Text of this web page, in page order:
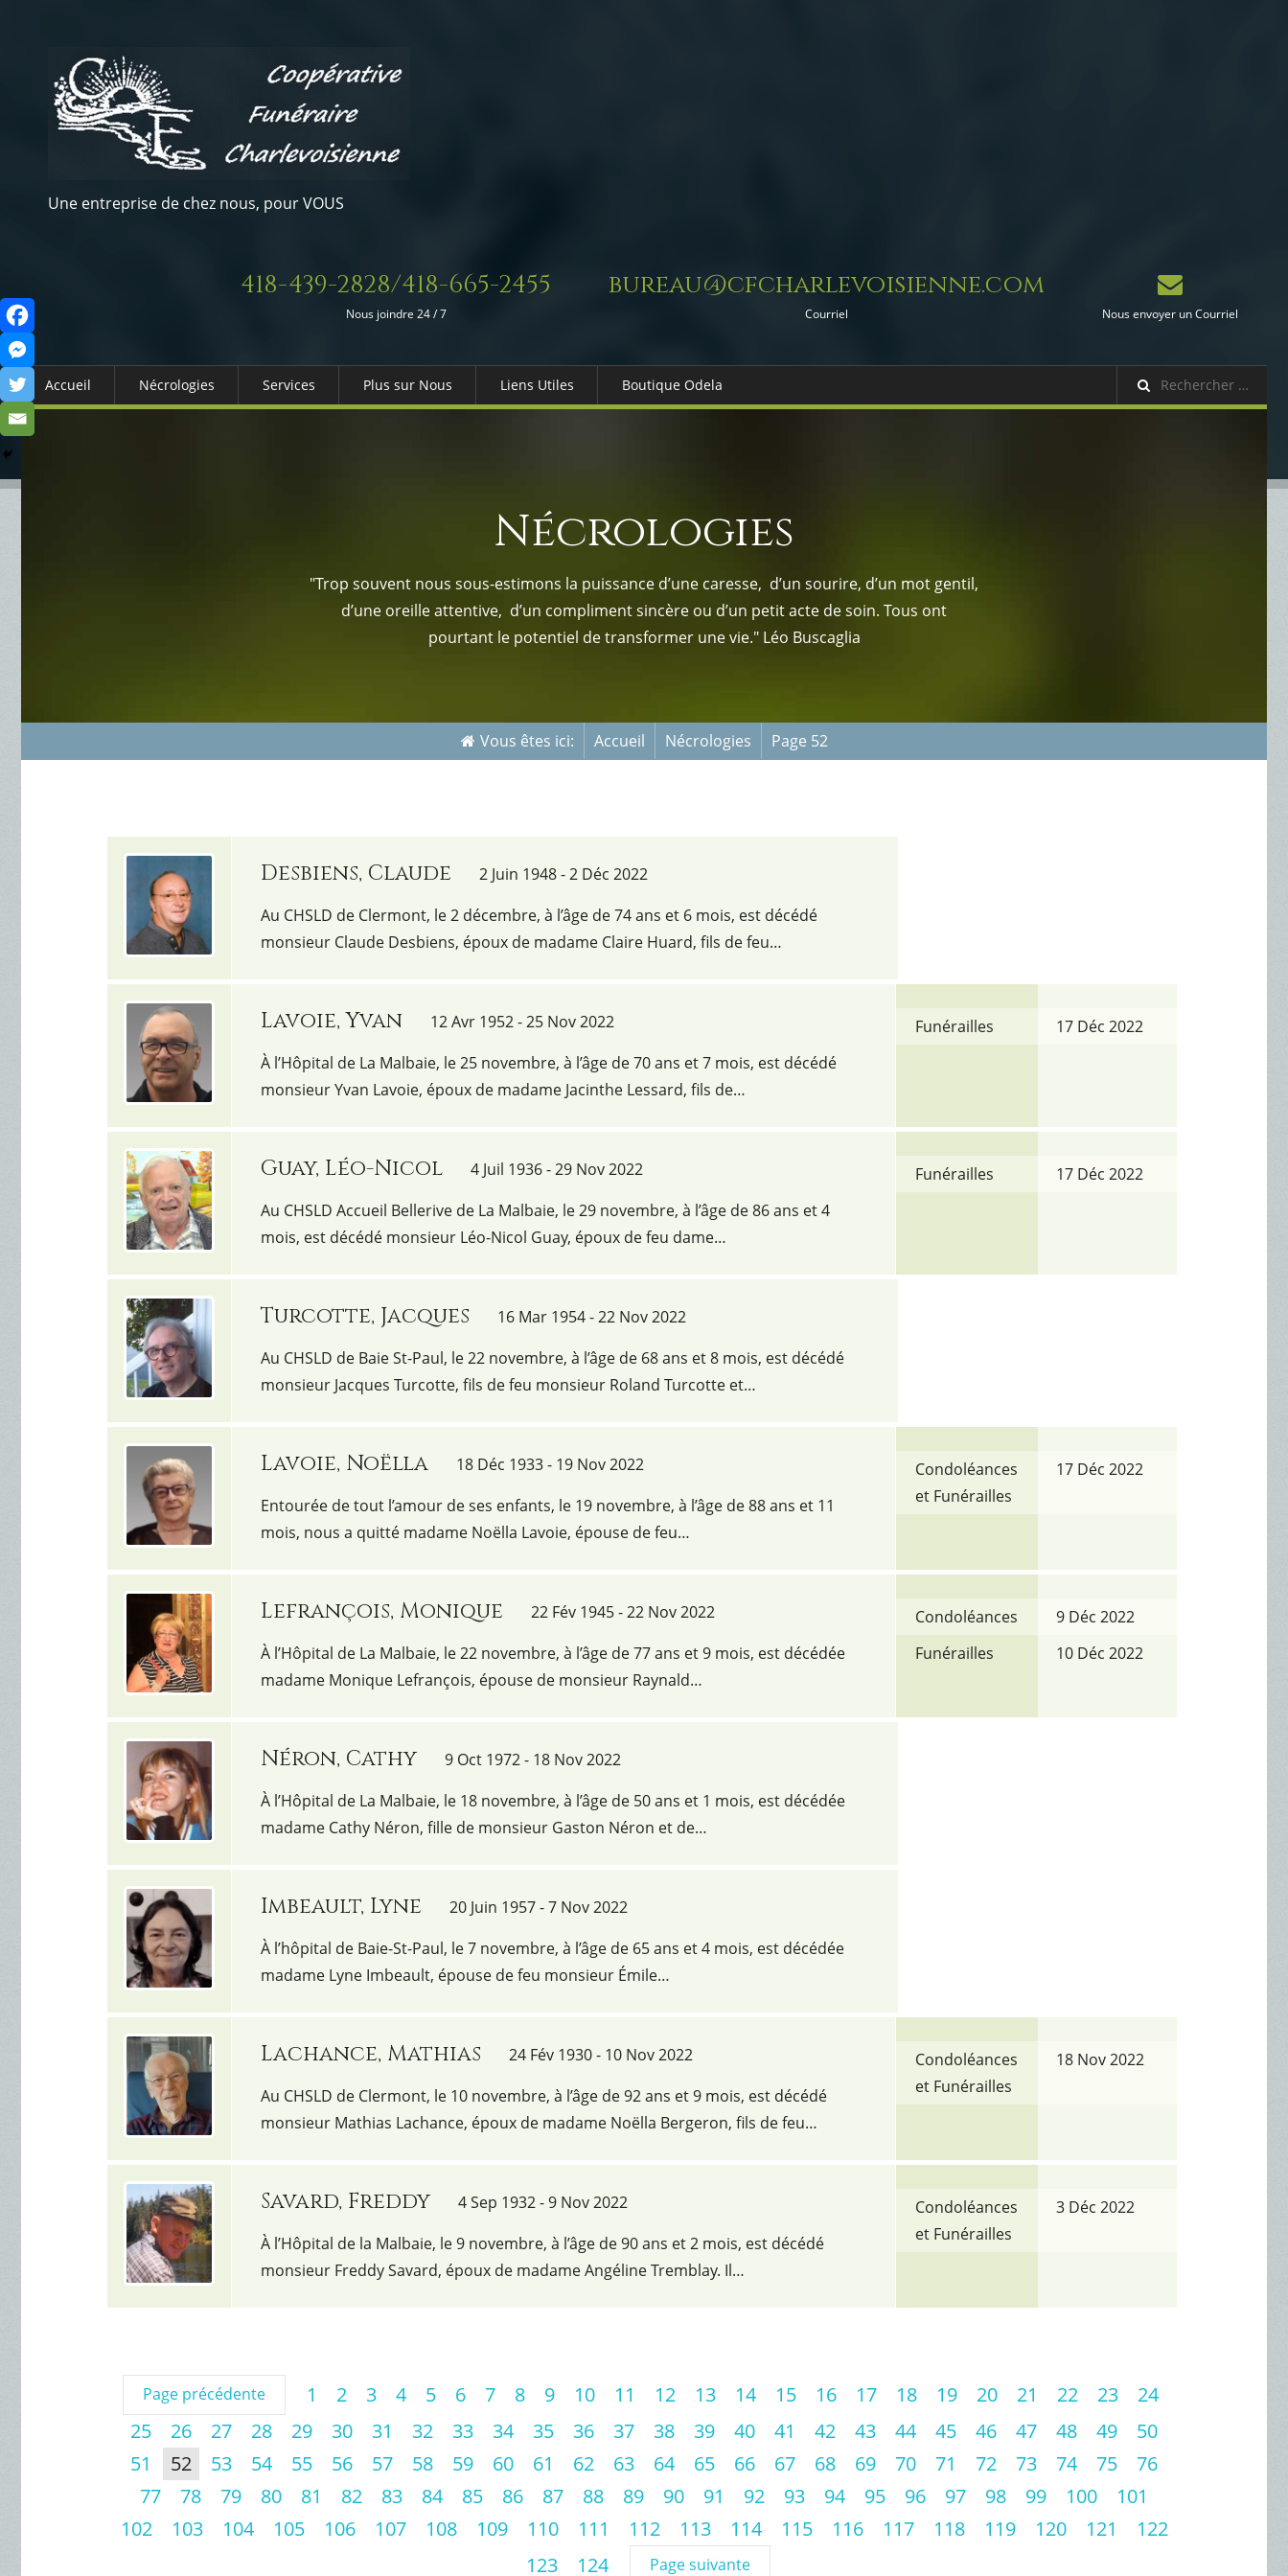
Une entreprise de chez nous, pour VOUS
418-439-2828/418-665-2455
Nous joindre 24 / 7
bureau@cfcharlevoisienne.com
Courriel Nous envoyer un Courriel
Accueil Nécrologies Services Plus sur Nous Liens Utiles
Fleuristes
Boutique Odela
Nécrologies
"Trop souvent nous sous-estimons la puissance d’une caresse, d’un sourire, d’un mot gentil,
d’une oreille attentive, d’un compliment sincère ou d’un petit acte de soin. Tous ont
pourtant le potentiel de transformer une vie." Léo Buscaglia
Vous êtes ici: Accueil Nécrologies Page 52
Desbiens, Claude
2 Juin 1948 - 2 Déc 2022
Au CHSLD de Clermont, le 2 décembre, à l’âge de 74 ans et 6 mois, est décédé
monsieur Claude Desbiens, époux de madame Claire Huard, fils de feu…
Lavoie, Yvan
12 Avr 1952 - 25 Nov 2022
À l’Hôpital de La Malbaie, le 25 novembre, à l’âge de 70 ans et 7 mois, est décédé
monsieur Yvan Lavoie, époux de madame Jacinthe Lessard, fils de…
Funérailles 17 Déc 2022
Guay, Léo-Nicol
4 Juil 1936 - 29 Nov 2022
Au CHSLD Accueil Bellerive de La Malbaie, le 29 novembre, à l’âge de 86 ans et 4
mois, est décédé monsieur Léo-Nicol Guay, époux de feu dame…
Funérailles 17 Déc 2022
Turcotte, Jacques
16 Mar 1954 - 22 Nov 2022
Au CHSLD de Baie St-Paul, le 22 novembre, à l’âge de 68 ans et 8 mois, est décédé
monsieur Jacques Turcotte, fils de feu monsieur Roland Turcotte et…
Lavoie, Noëlla
18 Déc 1933 - 19 Nov 2022
Entourée de tout l’amour de ses enfants, le 19 novembre, à l’âge de 88 ans et 11
mois, nous a quitté madame Noëlla Lavoie, épouse de feu…
Condoléances
et Funérailles
17 Déc 2022
Lefrançois, Monique
22 Fév 1945 - 22 Nov 2022
À l’Hôpital de La Malbaie, le 22 novembre, à l’âge de 77 ans et 9 mois, est décédée
madame Monique Lefrançois, épouse de monsieur Raynald…
Condoléances
9 Déc 2022
Funérailles
10 Déc 2022
Néron, Cathy
9 Oct 1972 - 18 Nov 2022
À l’Hôpital de La Malbaie, le 18 novembre, à l’âge de 50 ans et 1 mois, est décédée
madame Cathy Néron, fille de monsieur Gaston Néron et de…
Imbeault, Lyne
20 Juin 1957 - 7 Nov 2022
À l’hôpital de Baie-St-Paul, le 7 novembre, à l’âge de 65 ans et 4 mois, est décédée
madame Lyne Imbeault, épouse de feu monsieur Émile…
Lachance, Mathias
24 Fév 1930 - 10 Nov 2022
Au CHSLD de Clermont, le 10 novembre, à l’âge de 92 ans et 9 mois, est décédé
monsieur Mathias Lachance, époux de madame Noëlla Bergeron, fils de feu…
Condoléances
et Funérailles
18 Nov 2022
Savard, Freddy
4 Sep 1932 - 9 Nov 2022
À l’Hôpital de la Malbaie, le 9 novembre, à l’âge de 90 ans et 2 mois, est décédé
monsieur Freddy Savard, époux de madame Angéline Tremblay. Il…
Condoléances
et Funérailles
3 Déc 2022
Page précédente 1 2 3 4 5 6 7 8 9 10 11 12 13 14 15 16 17 18 19 20 21 22 23
24
25
26 27 28 29 30 31 32 33 34 35 36 37 38 39 40 41 42 43 44 45 46 47 48 49
50
51
52 53 54 55 56 57 58 59 60 61 62 63 64 65 66 67 68 69 70 71 72 73 74 75
76
77
78 79 80 81 82 83 84 85 86 87 88 89 90 91 92 93 94 95 96 97 98 99 100
101
102
103 104 105 106 107 108 109 110 111 112 113 114 115 116 117 118 119 120 121
122
123
124 Page suivante